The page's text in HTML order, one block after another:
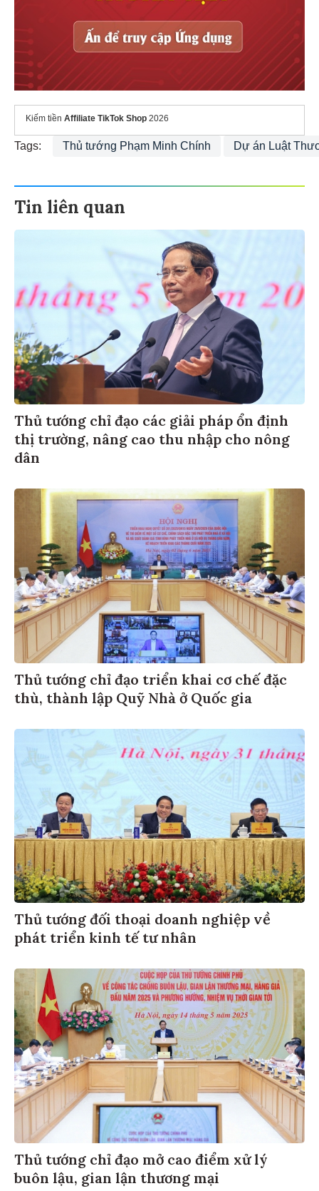
Kiếm tiền Affiliate TikTok Shop 2026
Tags: Thủ tướng Phạm Minh Chính Dự án Luật
Tin liên quan
Thủ tướng chỉ đạo các giải pháp ổn định
thị trường, nâng cao thu nhập cho nông
dân
Thủ tướng chỉ đạo triển khai cơ chế đặc
thù, thành lập Quỹ Nhà ở Quốc gia
Thủ tướng đối thoại doanh nghiệp về
phát triển kinh tế tư nhân
Thủ tướng chỉ đạo mở cao điểm xử lý
buôn lậu, gian lận thương mại